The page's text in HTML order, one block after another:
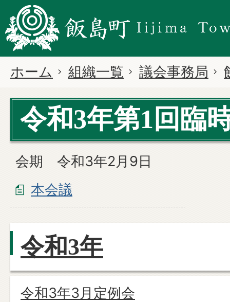
ホーム 組織一覧 議会事務局
令和3年第1回臨
会期 令和3年2月9日
本会議
令和3年
令和3年3月定例会